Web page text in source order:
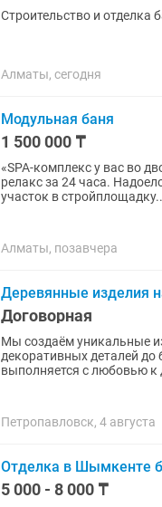
Строительство и отделка
Алматы, сегодня
Модульная баня
1 500 000 ₸
«SPA-комплекс у вас во дворе» Баня, которая приедет к вам сама!
релакс за 24 часа. Надоело ездить в общественные сауны? Постройте свою, не превращая
участок в
Алматы, позавчера
Деревянные изделия
Договорная
Мы создаём уникальные
декоративных деталей до
выполняется с любовью к
Петропавловск, 4 августа
Отделка в Шымкенте
5 000 - 8 000 ₸